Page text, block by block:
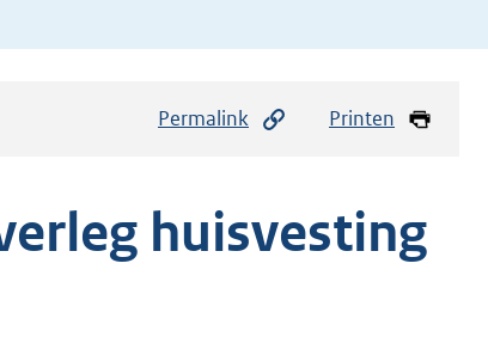
Permalink Printen
huisvesting